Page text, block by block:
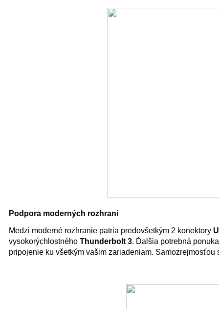
Podpora moderných rozhraní
Medzi moderné rozhranie patria predovšetkým 2 konektory
vysokorýchlostného Thunderbolt 3. Ďalšia potrebná
pripojenie ku všetkým vašim zariadeniam. Samozrejmosťou